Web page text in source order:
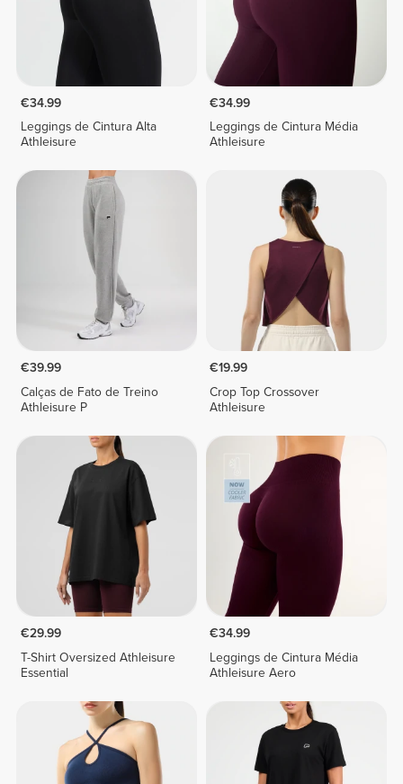
€34.99
Leggings de Cintura Alta
Athleisure
€34.99
Leggings de Cintura Média
Athleisure
€39.99
Calças de Fato de Treino
Athleisure P
€19.99
Crop Top Crossover
Athleisure
€29.99
T-Shirt Oversized Athleisure
Essential
€34.99
Leggings de Cintura Média
Athleisure Aero